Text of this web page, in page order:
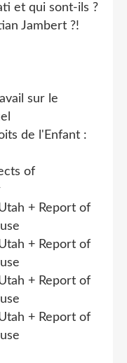
et qui sont-ils ?
Jambert ?!
sur le
de l'Enfant :
of
+ Report of
+ Report of
+ Report of
+ Report of